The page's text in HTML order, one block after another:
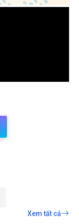
Xem tất cả